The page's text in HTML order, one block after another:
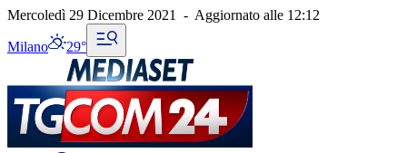
Mercoledì 29 Dicembre 2021 - Aggiornato alle 12:12
Milano 29°